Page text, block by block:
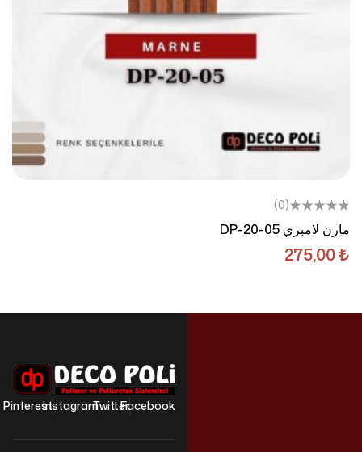
(0)
مارن لامبري DP-20-05
275,00₺
Facebook
Twitter
Instagram
Pinterest